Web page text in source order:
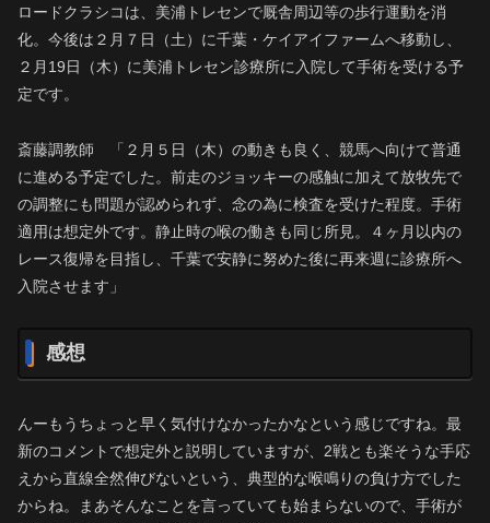
ロードクラシコは、美浦トレセンで厩舎周辺等の歩行運動を消
化。今後は２月７日（土）に千葉・ケイアイファームへ移動し、
２月19日（木）に美浦トレセン診療所に入院して手術を受ける予
定です。
斎藤調教師 「２月５日（木）の動きも良く、競馬へ向けて普通
に進める予定でした。前走のジョッキーの感触に加えて放牧先で
の調整にも問題が認められず、念の為に検査を受けた程度。手術
適用は想定外です。静止時の喉の働きも同じ所見。４ヶ月以内の
レース復帰を目指し、千葉で安静に努めた後に再来週に診療所へ
入院させます」
感想
んーもうちょっと早く気付けなかったかなという感じですね。最
新のコメントで想定外と説明していますが、2戦とも楽そうな手応
えから直線全然伸びないという、典型的な喉鳴りの負け方でした
からね。まあそんなことを言っていても始まらないので、手術が